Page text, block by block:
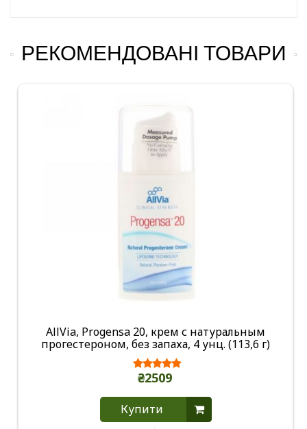
РЕКОМЕНДОВАНІ ТОВАРИ
AllVia, Progensa 20, крем с натуральным
прогестероном, без запаха, 4 унц. (113,6 г)
₴2509
Купити